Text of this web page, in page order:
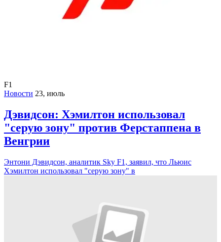
F1
Новости 23, июль
Дэвидсон: Хэмилтон использовал
"серую зону" против Ферстаппена в
Венгрии
Энтони Дэвидсон, аналитик Sky F1, заявил, что Льюис
Хэмилтон использовал "серую зону" в